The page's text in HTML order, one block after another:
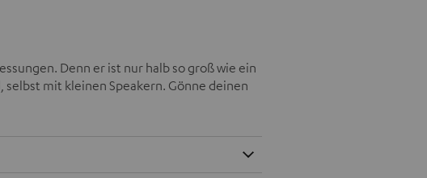
Denn er ist nur halb so groß wie ein
selbst mit kleinen Speakern. Gönne deinen